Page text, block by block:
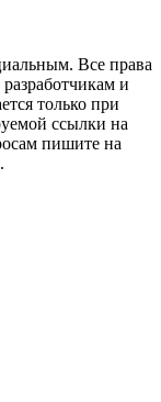
Все права
и
только при
ссылки на
пишите на